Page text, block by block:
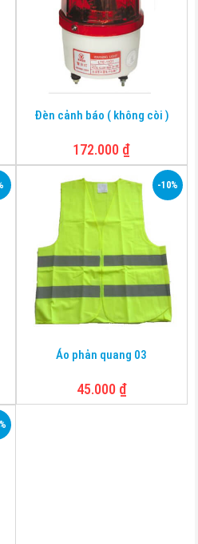
Đèn cảnh báo ( không còi )
172.000 ₫
-10%
Áo phản quang 03
45.000₫